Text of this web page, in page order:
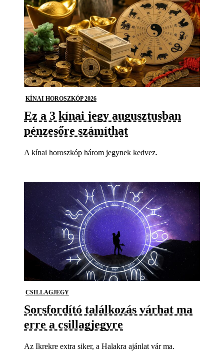
KÍNAI HOROSZKÓP 2026
Ez a 3 kínai jegy augusztusban
pénzesőre számíthat
A kínai horoszkóp három jegynek kedvez.
CSILLAGJEGY
Sorsfordító találkozás várhat ma
erre a csillagjegyre
Az Ikrekre extra siker, a Halakra ajánlat vár ma.